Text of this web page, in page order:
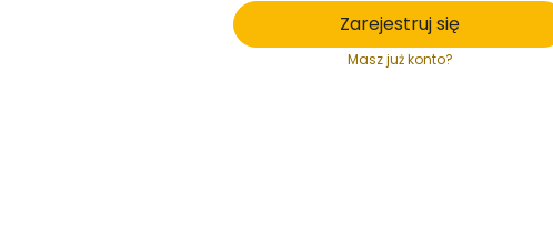
Zarejestruj się
Masz już konto?